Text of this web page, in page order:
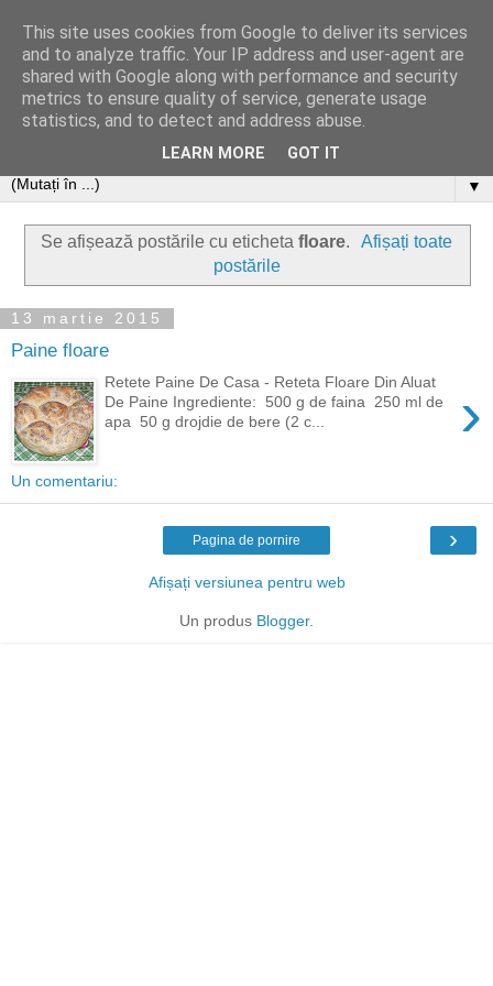
▼
Se afișează postările cu eticheta floare.
Afișați toate
postările
13 martie 2015
Paine floare
›
Retete Paine De Casa - Reteta Floare Din Aluat
De Paine Ingrediente: 500 g de faina 250 ml de
apa 50 g drojdie de bere (2 c...
Un comentariu:
›
Pagina de pornire
Afișați versiunea pentru web
Un produs Blogger.
This site uses cookies from Google to deliver its services
and to analyze traffic. Your IP address and user-agent are
shared with Google along with performance and security
metrics to ensure quality of service, generate usage
statistics, and to detect and address abuse.
LEARN MORE GOT IT